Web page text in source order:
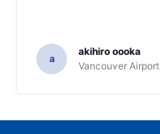
a
akihiro oooka
Vancouver Airport